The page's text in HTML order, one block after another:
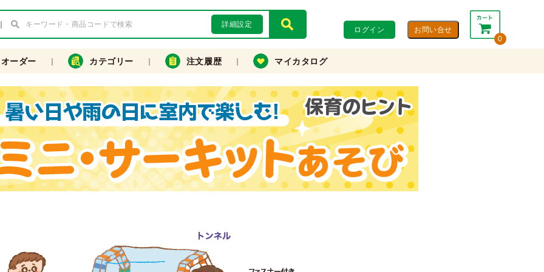
詳細設定
ログイン
0
合計： 0円
カートを見る・注文する
ーダー カテゴリー 注文履歴 マイカタログ